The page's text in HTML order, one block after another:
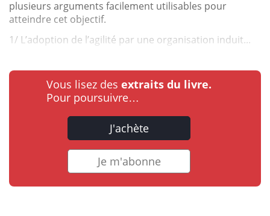
plusieurs arguments facilement utilisables pour
atteindre cet objectif.
1/ L’adoption de l’agilité par une organisation induit...
Vous lisez des extraits du livre.
Pour poursuivre…
J'achète
Je m'abonne